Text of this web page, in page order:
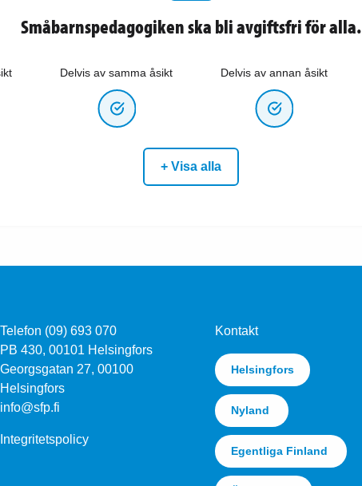
Småbarnspedagogiken ska bli avgiftsfri för alla.
Delvis av samma åsikt Delvis av annan åsikt
+ Visa alla
Telefon (09) 693 070
PB 430, 00101 Helsingfors
Georgsgatan 27, 00100
Helsingfors
info@sfp.fi
Integritetspolicy
Kontakt
Helsingfors
Nyland
Egentliga Finland